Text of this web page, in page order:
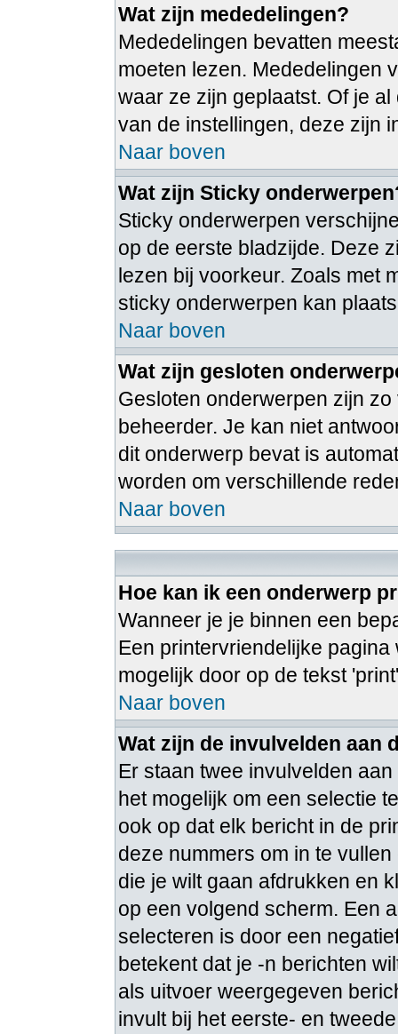
Wat zijn mededelingen?
Mededelingen bevatten
moeten lezen. Mededelingen
waar ze zijn geplaatst. Of je
van de instellingen, deze zijn
Naar boven
Wat zijn Sticky
Sticky onderwerpen
op de eerste bladzijde. Deze
lezen bij voorkeur. Zoals met
sticky onderwerpen kan
Naar boven
Wat zijn gesloten
Gesloten onderwerpen zijn
beheerder. Je kan niet
dit onderwerp bevat is
worden om verschillende
Naar boven
Hoe kan ik een onderwerp
Wanneer je je binnen een
Een printervriendelijke
mogelijk door op de tekst
Naar boven
Wat zijn de invulvelden aan
Er staan twee invulvelden
het mogelijk om een selectie
ook op dat elk bericht in de
deze nummers om in te
die je wilt gaan afdrukken en
op een volgend scherm. Een
selecteren is door een
betekent dat je -n berichten
als uitvoer weergegeven
invult bij het eerste- en